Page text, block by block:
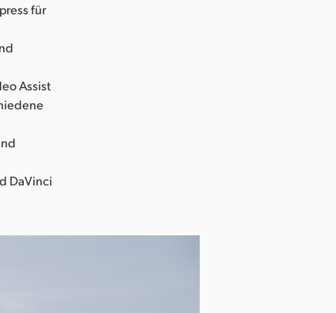
für
Assist
DaVinci